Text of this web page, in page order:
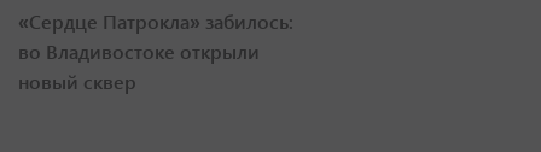
«Сердце Патрокла» забилось:
во Владивостоке открыли
новый сквер